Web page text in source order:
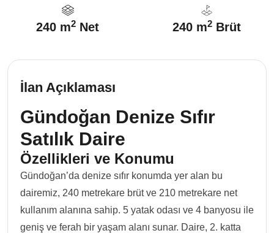
240 m2 Net 240 m2Brüt
İlan Açıklaması
Gündoğan Denize Sıfır
Satılık Daire
Özellikleri ve Konumu
Gündoğan’da denize sıfır konumda yer alan bu
dairemiz, 240 metrekare brüt ve 210 metrekare net
kullanım alanına sahip. 5 yatak odası ve 4 banyosu ile
geniş ve ferah bir yaşam alanı sunar. Daire, 2. katta